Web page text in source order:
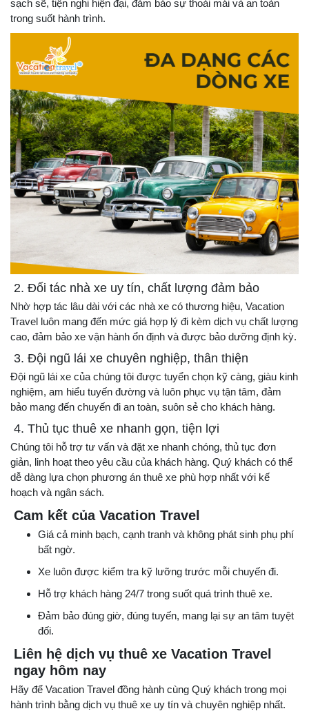
sạch sẽ, tiện nghi hiện đại, đảm bảo sự thoải mái và an toàn
trong suốt hành trình.
2. Đối tác nhà xe uy tín, chất lượng đảm bảo
Nhờ hợp tác lâu dài với các nhà xe có thương hiệu, Vacation
Travel luôn mang đến mức giá hợp lý đi kèm dịch vụ chất lượng
cao, đảm bảo xe vận hành ổn định và được bảo dưỡng định kỳ.
3. Đội ngũ lái xe chuyên nghiệp, thân thiện
Đội ngũ lái xe của chúng tôi được tuyển chọn kỹ càng, giàu kinh
nghiệm, am hiểu tuyến đường và luôn phục vụ tận tâm, đảm
bảo mang đến chuyến đi an toàn, suôn sẻ cho khách hàng.
4. Thủ tục thuê xe nhanh gọn, tiện lợi
Chúng tôi hỗ trợ tư vấn và đặt xe nhanh chóng, thủ tục đơn
giản, linh hoạt theo yêu cầu của khách hàng. Quý khách có thể
dễ dàng lựa chọn phương án thuê xe phù hợp nhất với kế
hoạch và ngân sách.
Cam kết của Vacation Travel
Giá cả minh bạch, cạnh tranh và không phát sinh phụ phí
bất ngờ.
Xe luôn được kiểm tra kỹ lưỡng trước mỗi chuyến đi.
Hỗ trợ khách hàng 24/7 trong suốt quá trình thuê xe.
Đảm bảo đúng giờ, đúng tuyến, mang lại sự an tâm tuyệt
đối.
Liên hệ dịch vụ thuê xe Vacation Travel
ngay hôm nay
Hãy để Vacation Travel đồng hành cùng Quý khách trong mọi
hành trình bằng dịch vụ thuê xe uy tín và chuyên nghiệp nhất.